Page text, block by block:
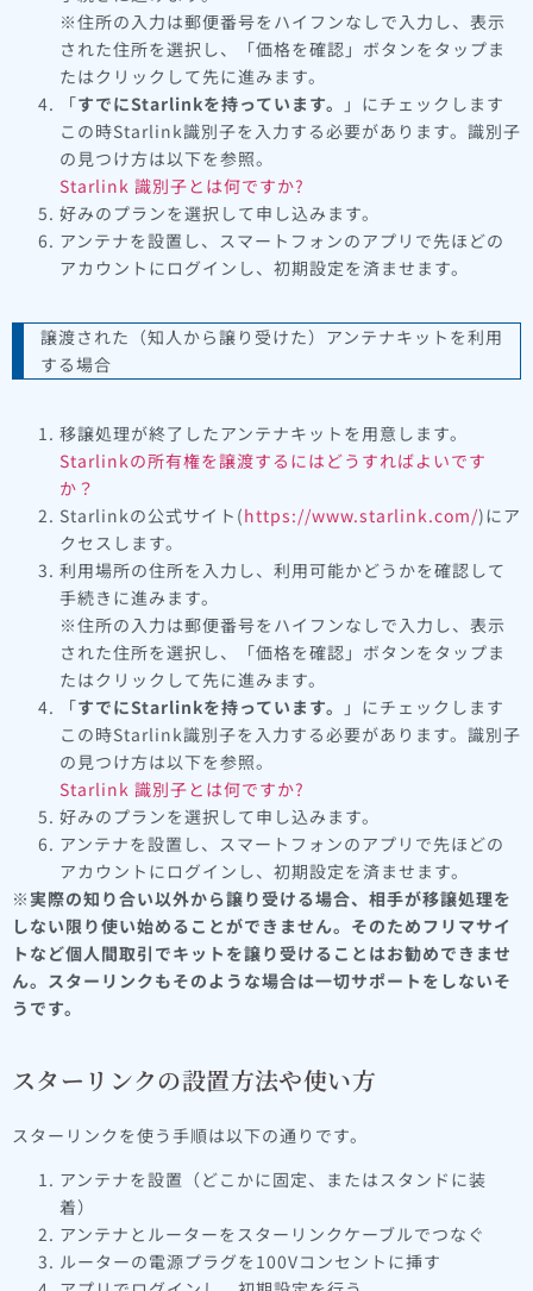
※住所の入力は郵便番号をハイフンなしで入力し、表示
された住所を選択し、「価格を確認」ボタンをタップま
たはクリックして先に進みます。
「すでにStarlinkを持っています。
」にチェックします
この時Starlink識別子を入力する必要があります。識別子
の見つけ方は以下を参照。
Starlink 識別子とは何ですか?
好みのプランを選択して申し込みます。
アンテナを設置し、スマートフォンのアプリで先ほどの
アカウントにログインし、初期設定を済ませます。
譲渡された（知人から譲り受けた）アンテナキットを利用
する場合
移譲処理が終了したアンテナキットを用意します。
Starlinkの所有権を譲渡するにはどうすればよいです
か？
Starlinkの公式サイト(https://www.starlink.com/)にア
クセスします。
利用場所の住所を入力し、利用可能かどうかを確認して
手続きに進みます。
※住所の入力は郵便番号をハイフンなしで入力し、表示
された住所を選択し、「価格を確認」ボタンをタップま
たはクリックして先に進みます。
「すでにStarlinkを持っています。
」にチェックします
この時Starlink識別子を入力する必要があります。識別子
の見つけ方は以下を参照。
Starlink 識別子とは何ですか?
好みのプランを選択して申し込みます。
アンテナを設置し、スマートフォンのアプリで先ほどの
アカウントにログインし、初期設定を済ませます。
※実際の知り合い以外から譲り受ける場合、相手が移譲処理を
しない限り使い始めることができません。そのためフリマサイ
トなど個人間取引でキットを譲り受けることはお勧めできませ
ん。スターリンクもそのような場合は一切サポートをしないそ
うです。
スターリンクの設置方法や使い方
スターリンクを使う手順は以下の通りです。
アンテナを設置（どこかに固定、またはスタンドに装
着）
アンテナとルーターをスターリンクケーブルでつなぐ
ルーターの電源プラグを100Vコンセントに挿す